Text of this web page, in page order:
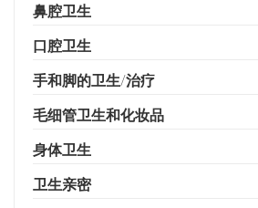
鼻腔卫生
口腔卫生
手和脚的卫生/治疗
毛细管卫生和化妆品
身体卫生
卫生亲密